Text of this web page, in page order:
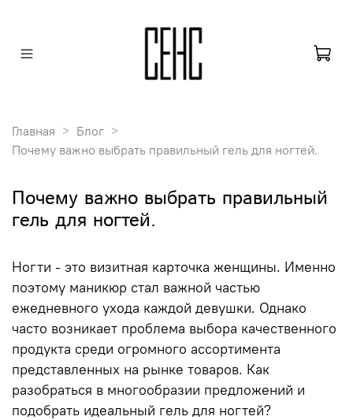
Главная
Блог
Почему важно выбрать правильный гель для ногтей.
Почему важно выбрать правильный
гель для ногтей.
Ногти - это визитная карточка женщины. Именно
поэтому маникюр стал важной частью
ежедневного ухода каждой девушки. Однако
часто возникает проблема выбора качественного
продукта среди огромного ассортимента
представленных на рынке товаров. Как
разобраться в многообразии предложений и
подобрать идеальный гель для ногтей?